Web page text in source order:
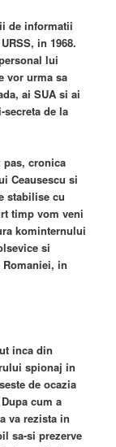
de informatii
in 1968.
lui
vor urma sa
ai SUA si ai
de la
pas, cronica
Ceausescu si
stabilise cu
timp vom veni
kominternului
si
in
inca din
spionaj in
de ocazia
cum a
va rezista in
sa-si prezerve